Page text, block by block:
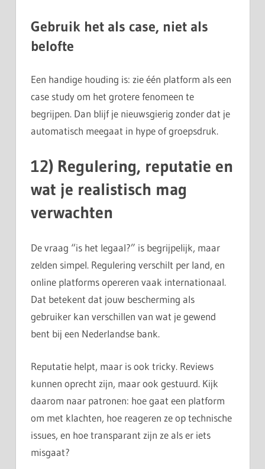
Gebruik het als case, niet als
belofte
Een handige houding is: zie één platform als een
case study om het grotere fenomeen te
begrijpen. Dan blijf je nieuwsgierig zonder dat je
automatisch meegaat in hype of groepsdruk.
12) Regulering, reputatie en
wat je realistisch mag
verwachten
De vraag “is het legaal?” is begrijpelijk, maar
zelden simpel. Regulering verschilt per land, en
online platforms opereren vaak internationaal.
Dat betekent dat jouw bescherming als
gebruiker kan verschillen van wat je gewend
bent bij een Nederlandse bank.
Reputatie helpt, maar is ook tricky. Reviews
kunnen oprecht zijn, maar ook gestuurd. Kijk
daarom naar patronen: hoe gaat een platform
om met klachten, hoe reageren ze op technische
issues, en hoe transparant zijn ze als er iets
misgaat?